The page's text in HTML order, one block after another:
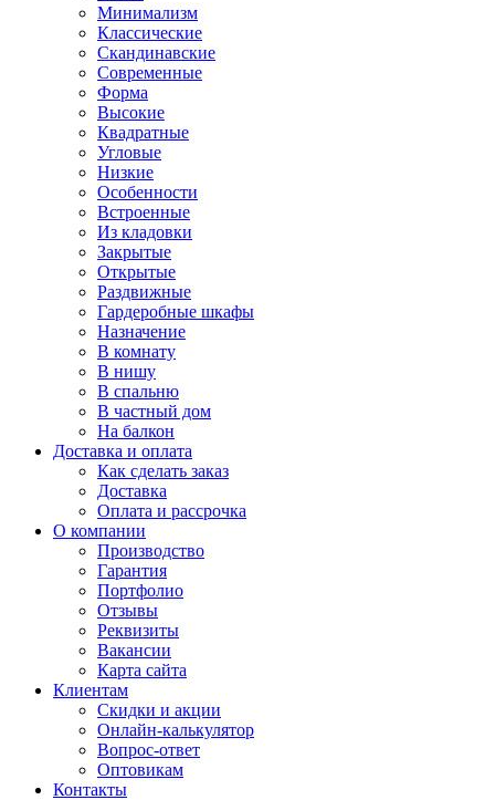
Минимализм
Классические
Скандинавские
Современные
Форма
Высокие
Квадратные
Угловые
Низкие
Особенности
Встроенные
Из кладовки
Закрытые
Открытые
Раздвижные
Гардеробные шкафы
Назначение
В комнату
В нишу
В спальню
В частный дом
На балкон
Доставка и оплата
Как сделать заказ
Доставка
Оплата и рассрочка
О компании
Производство
Гарантия
Портфолио
Отзывы
Реквизиты
Вакансии
Карта сайта
Клиентам
Скидки и акции
Онлайн-калькулятор
Вопрос-ответ
Оптовикам
Контакты